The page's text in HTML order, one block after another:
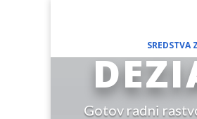
SREDSTVA
Gotov radni